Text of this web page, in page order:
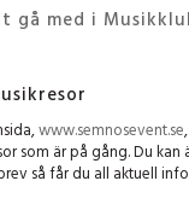
gå med i
www.semnosevent.se
som är på gång. Du
så får du all aktuell